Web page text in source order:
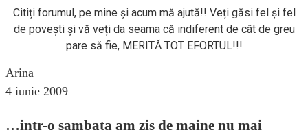
Citiți forumul, pe mine și acum mă ajută!! Veți găsi fel și fel
de povești și vă veți da seama că indiferent de cât de greu
pare să fie, MERITĂ TOT EFORTUL!!!
Arina
4 iunie 2009
…intr-o sambata am zis de maine nu mai